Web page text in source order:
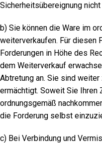
Sicherheitsübereignung
b) Sie können die Ware im
weiterverkaufen. Für diesen
Forderungen in Höhe des
dem Weiterverkauf
Abtretung an. Sie sind
ermächtigt. Soweit Sie Ihren
ordnungsgemäß
die Forderung selbst
c) Bei Verbindung und